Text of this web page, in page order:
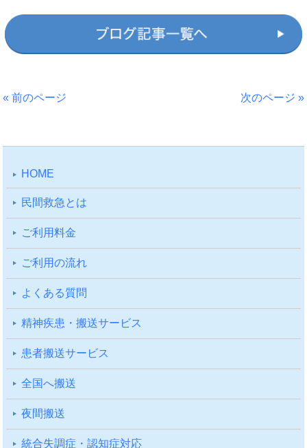
« 前のページ 次のページ »
HOME
⺠間救急とは
ご利⽤料⾦
ご利⽤の流れ
よくある質問
精神疾患・搬送サービス
患者搬送サービス
全国へ搬送
夜間搬送
統合失調症・認知症対応